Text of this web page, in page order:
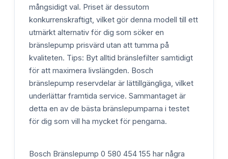
mångsidigt val. Priset är dessutom
konkurrenskraftigt, vilket gör denna modell till ett
utmärkt alternativ för dig som söker en
bränslepump prisvärd utan att tumma på
kvaliteten. Tips: Byt alltid bränslefilter samtidigt
för att maximera livslängden. Bosch
bränslepump reservdelar är lättillgängliga, vilket
underlättar framtida service. Sammantaget är
detta en av de bästa bränslepumparna i testet
för dig som vill ha mycket för pengarna.
Bosch Bränslepump 0 580 454 155 har några